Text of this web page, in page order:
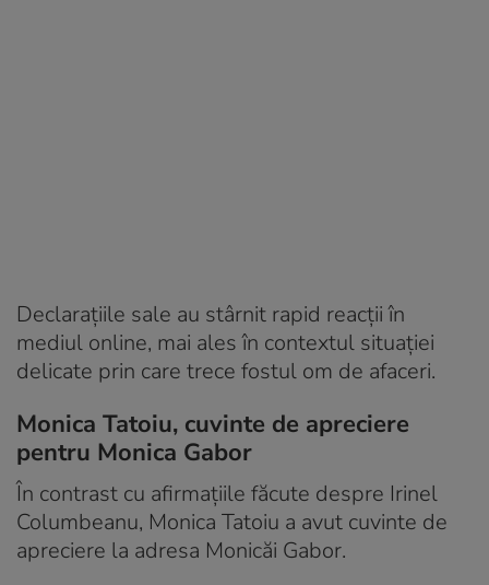
Declarațiile sale au stârnit rapid reacții în
mediul online, mai ales în contextul situației
delicate prin care trece fostul om de afaceri.
Monica Tatoiu, cuvinte de apreciere
pentru Monica Gabor
În contrast cu afirmațiile făcute despre Irinel
Columbeanu, Monica Tatoiu a avut cuvinte de
apreciere la adresa Monicăi Gabor.